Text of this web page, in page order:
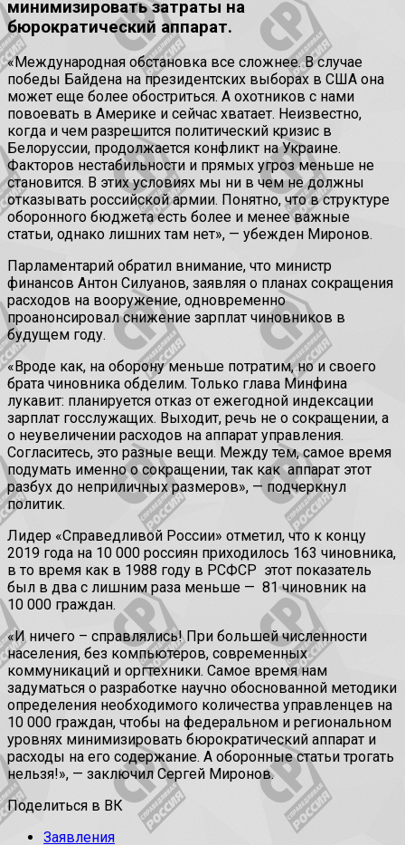
минимизировать затраты на
бюрократический аппарат.
«Международная обстановка все сложнее. В случае
победы Байдена на президентских выборах в США она
может еще более обостриться. А охотников с нами
повоевать в Америке и сейчас хватает. Неизвестно,
когда и чем разрешится политический кризис в
Белоруссии, продолжается конфликт на Украине.
Факторов нестабильности и прямых угроз меньше не
становится. В этих условиях мы ни в чем не должны
отказывать российской армии. Понятно, что в структуре
оборонного бюджета есть более и менее важные
статьи, однако лишних там нет», — убежден Миронов.
Парламентарий обратил внимание, что министр
финансов Антон Силуанов, заявляя о планах сокращения
расходов на вооружение, одновременно
проанонсировал снижение зарплат чиновников в
будущем году.
«Вроде как, на оборону меньше потратим, но и своего
брата чиновника обделим. Только глава Минфина
лукавит: планируется отказ от ежегодной индексации
зарплат госслужащих. Выходит, речь не о сокращении, а
о неувеличении расходов на аппарат управления.
Согласитесь, это разные вещи. Между тем, самое время
подумать именно о сокращении, так как аппарат этот
разбух до неприличных размеров», — подчеркнул
политик.
Лидер «Справедливой России» отметил, что к концу
2019 года на 10 000 россиян приходилось 163 чиновника,
в то время как в 1988 году в РСФСР этот показатель
был в два с лишним раза меньше — 81 чиновник на
10 000 граждан.
«И ничего – справлялись! При большей численности
населения, без компьютеров, современных
коммуникаций и оргтехники. Самое время нам
задуматься о разработке научно обоснованной методики
определения необходимого количества управленцев на
10 000 граждан, чтобы на федеральном и региональном
уровнях минимизировать бюрократический аппарат и
расходы на его содержание. А оборонные статьи трогать
нельзя!», — заключил Сергей Миронов.
Поделиться в ВК
Заявления